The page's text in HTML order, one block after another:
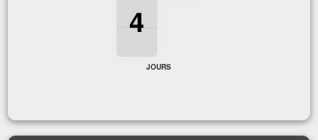
4
4
4
4
JOURS